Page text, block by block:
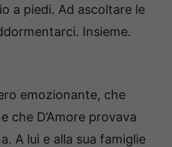
a piedi. Ad ascoltare le
Insieme.
emozionante, che
che D’Amore provava
A lui e alla sua famiglie